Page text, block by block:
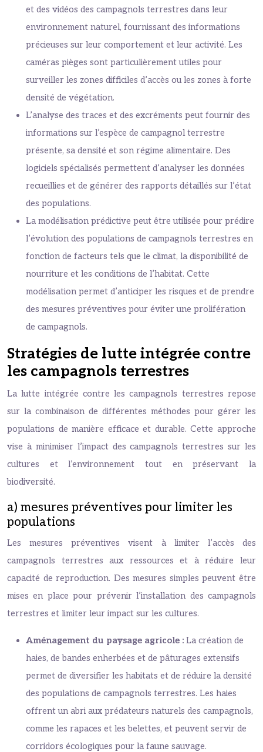
et des vidéos des campagnols terrestres dans leur
environnement naturel, fournissant des informations
précieuses sur leur comportement et leur activité. Les
caméras pièges sont particulièrement utiles pour
surveiller les zones difficiles d’accès ou les zones à forte
densité de végétation.
L’analyse des traces et des excréments peut fournir des
informations sur l’espèce de campagnol terrestre
présente, sa densité et son régime alimentaire. Des
logiciels spécialisés permettent d’analyser les données
recueillies et de générer des rapports détaillés sur l’état
des populations.
La modélisation prédictive peut être utilisée pour prédire
l’évolution des populations de campagnols terrestres en
fonction de facteurs tels que le climat, la disponibilité de
nourriture et les conditions de l’habitat. Cette
modélisation permet d’anticiper les risques et de prendre
des mesures préventives pour éviter une prolifération
de campagnols.
Stratégies de lutte intégrée contre
les campagnols terrestres
La lutte intégrée contre les campagnols terrestres repose
sur la combinaison de différentes méthodes pour gérer les
populations de manière efficace et durable. Cette approche
vise à minimiser l’impact des campagnols terrestres sur les
cultures et l’environnement tout en préservant la
biodiversité.
a) mesures préventives pour limiter les
populations
Les mesures préventives visent à limiter l’accès des
campagnols terrestres aux ressources et à réduire leur
capacité de reproduction. Des mesures simples peuvent être
mises en place pour prévenir l’installation des campagnols
terrestres et limiter leur impact sur les cultures.
Aménagement du paysage agricole : La création de
haies, de bandes enherbées et de pâturages extensifs
permet de diversifier les habitats et de réduire la densité
des populations de campagnols terrestres. Les haies
offrent un abri aux prédateurs naturels des campagnols,
comme les rapaces et les belettes, et peuvent servir de
corridors écologiques pour la faune sauvage.